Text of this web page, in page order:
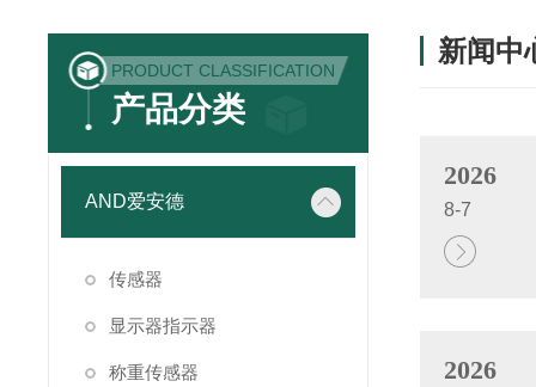
PRODUCT CLASSIFICATION
产品分类
AND爱安德
传感器
显示器指示器
称重传感器
新闻中
2026
8-7
2026